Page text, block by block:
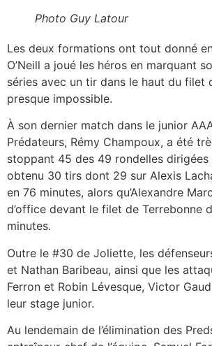
Photo Guy Latour
Les deux formations ont tout donné
O’Neill a joué les héros en marquant
séries avec un tir dans le haut du filet
presque impossible.
À son dernier match dans le junior
Prédateurs, Rémy Champoux, a été
stoppant 45 des 49 rondelles
obtenu 30 tirs dont 29 sur Alexis
en 76 minutes, alors qu’Alexandre
d’office devant le filet de Terrebonne
minutes.
Outre le #30 de Joliette, les
et Nathan Baribeau, ainsi que les
Ferron et Robin Lévesque, Victor
leur stage junior.
Au lendemain de l’élimination des